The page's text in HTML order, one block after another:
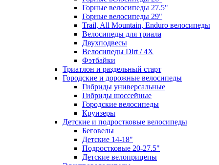
Горные велосипеды 27.5"
Горные велосипеды 29"
Trail, All Mountain, Enduro велосипеды
Велосипеды для триала
Двухподвесы
Велосипеды Dirt / 4X
Фэтбайки
Триатлон и раздельный старт
Городские и дорожные велосипеды
Гибриды универсальные
Гибриды шоссейные
Городские велосипеды
Круизеры
Детские и подростковые велосипеды
Беговелы
Детские 14-18"
Подростковые 20-27.5"
Детские велоприцепы